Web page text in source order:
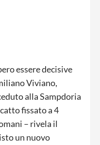
essere decisive
Viviano,
alla Sampdoria
fissato a 4
– rivela il
un nuovo